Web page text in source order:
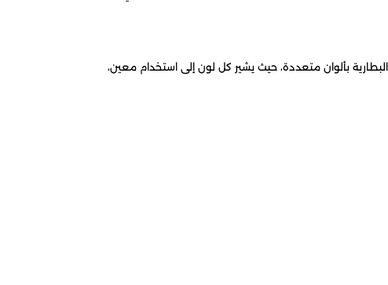
البطارية بألوان متعددة، حيث يشير كل لون إلى استخدام معين،